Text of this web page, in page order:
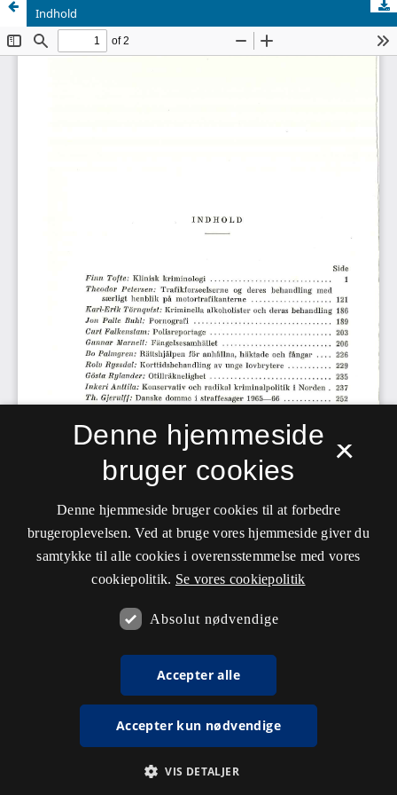
Indhold
×
Denne hjemmeside
bruger cookies
Denne hjemmeside bruger cookies til at forbedre
brugeroplevelsen. Ved at bruge vores hjemmeside giver du
samtykke til alle cookies i overensstemmelse med vores
cookiepolitik. Se vores cookiepolitik
Absolut nødvendige
Accepter alle
Accepter kun nødvendige
VIS DETALJER